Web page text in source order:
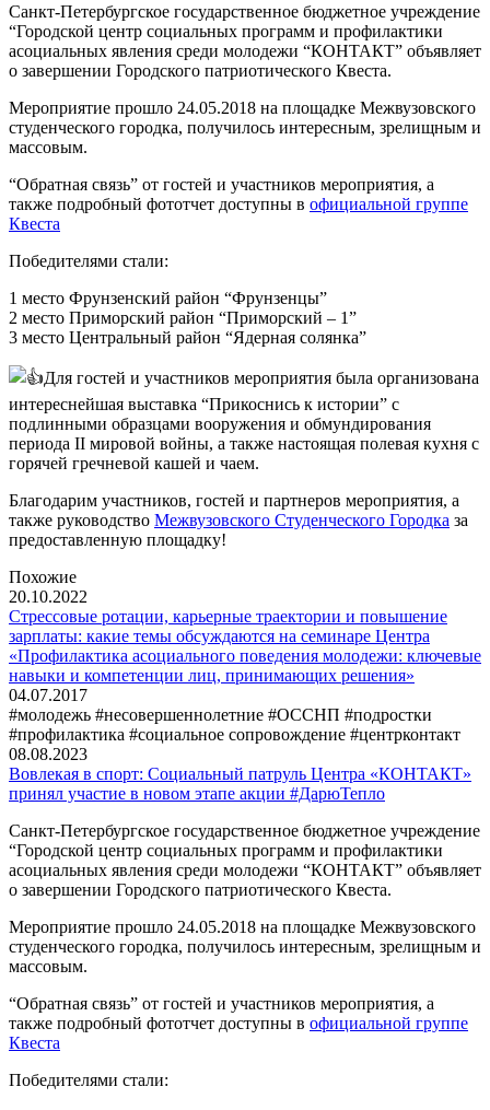
Санкт-Петербургское государственное бюджетное учреждение
“Городской центр социальных программ и профилактики
асоциальных явления среди молодежи “КОНТАКТ” объявляет
о завершении Городского патриотического Квеста.
Мероприятие прошло 24.05.2018 на площадке Межвузовского
студенческого городка, получилось интересным, зрелищным и
массовым.
“Обратная связь” от гостей и участников мероприятия, а
также подробный фототчет доступны в официальной группе
Квеста
Победителями стали:
1 место Фрунзенский район “Фрунзенцы”
2 место Приморский район “Приморский – 1”
3 место Центральный район “Ядерная солянка”
Для гостей и участников мероприятия была организована
интереснейшая выставка “Прикоснись к истории” с
подлинными образцами вооружения и обмундирования
периода II мировой войны, а также настоящая полевая кухня с
горячей гречневой кашей и чаем.
Благодарим участников, гостей и партнеров мероприятия, а
также руководство Межвузовского Студенческого Городка за
предоставленную площадку!
Похожие
20.10.2022
Стрессовые ротации, карьерные траектории и повышение
зарплаты: какие темы обсуждаются на семинаре Центра
«Профилактика асоциального поведения молодежи: ключевые
навыки и компетенции лиц, принимающих решения»
04.07.2017
#молодежь #несовершеннолетние #ОССНП #подростки
#профилактика #социальное сопровождение #центрконтакт
08.08.2023
Вовлекая в спорт: Социальный патруль Центра «КОНТАКТ»
принял участие в новом этапе акции #ДарюТепло
Санкт-Петербургское государственное бюджетное учреждение
“Городской центр социальных программ и профилактики
асоциальных явления среди молодежи “КОНТАКТ” объявляет
о завершении Городского патриотического Квеста.
Мероприятие прошло 24.05.2018 на площадке Межвузовского
студенческого городка, получилось интересным, зрелищным и
массовым.
“Обратная связь” от гостей и участников мероприятия, а
также подробный фототчет доступны в официальной группе
Квеста
Победителями стали: